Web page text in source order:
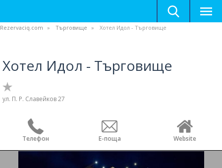
Rezervaciq.com Търговище Хотел Идол - Търговище
Хотел Идол - Търговище
ул. П. Р. Славейков 27
Телефон Е-поща Website